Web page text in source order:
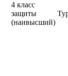
4 класс
защиты
(наивысший)